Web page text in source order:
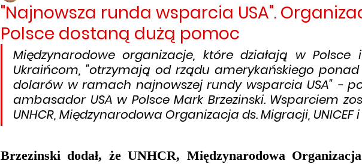
"Najnowsza runda wsparcia USA".
Polsce dostaną dużą pomoc
Międzynarodowe organizacje, które działają w
Ukraińcom, "otrzymają od rządu amerykańskiego ponad
dolarów w ramach najnowszej rundy wsparcia USA" -
ambasador USA w Polsce Mark Brzezinski. Wsparciem
UNHCR, Międzynarodowa Organizacja ds. Migracji, UNICEF i
Brzezinski dodał, że UNHCR, Międzynarodowa